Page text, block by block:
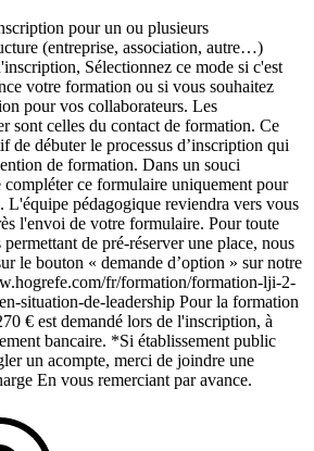
pour un ou plusieurs
(entreprise, association, autre…)
Sélectionnez ce mode si c'est
votre formation ou si vous souhaitez
pour vos collaborateurs. Les
sont celles du contact de formation. Ce
de débuter le processus d’inscription qui
de formation. Dans un souci
compléter ce formulaire uniquement pour
L'équipe pédagogique reviendra vers vous
l'envoi de votre formulaire. Pour toute
de pré-réserver une place, nous
le bouton « demande d’option » sur notre
fr/formation/formation-lji-2-
situation-de-leadership Pour la formation
€ est demandé lors de l'inscription, à
bancaire. *Si établissement public
un acompte, merci de joindre une
En vous remerciant par avance.